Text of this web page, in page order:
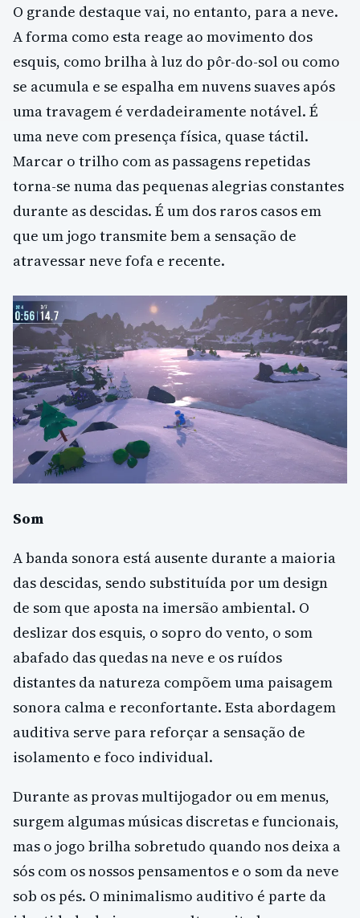
O grande destaque vai, no entanto, para a neve.
A forma como esta reage ao movimento dos
esquis, como brilha à luz do pôr-do-sol ou como
se acumula e se espalha em nuvens suaves após
uma travagem é verdadeiramente notável. É
uma neve com presença física, quase táctil.
Marcar o trilho com as passagens repetidas
torna-se numa das pequenas alegrias constantes
durante as descidas. É um dos raros casos em
que um jogo transmite bem a sensação de
atravessar neve fofa e recente.
Som
A banda sonora está ausente durante a maioria
das descidas, sendo substituída por um design
de som que aposta na imersão ambiental. O
deslizar dos esquis, o sopro do vento, o som
abafado das quedas na neve e os ruídos
distantes da natureza compõem uma paisagem
sonora calma e reconfortante. Esta abordagem
auditiva serve para reforçar a sensação de
isolamento e foco individual.
Durante as provas multijogador ou em menus,
surgem algumas músicas discretas e funcionais,
mas o jogo brilha sobretudo quando nos deixa a
sós com os nossos pensamentos e o som da neve
sob os pés. O minimalismo auditivo é parte da